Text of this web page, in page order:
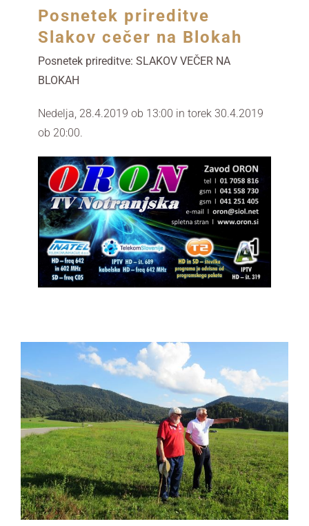
Posnetek prireditve
Slakov cečer na Blokah
Posnetek prireditve: SLAKOV VEČER NA
BLOKAH
Nedelja, 28.4.2019 ob 13:00 in torek 30.4.2019
ob 20:00.